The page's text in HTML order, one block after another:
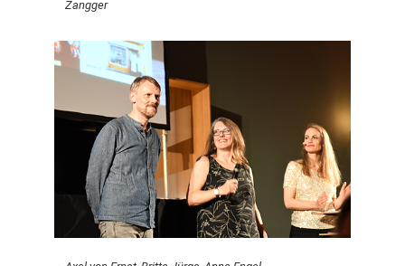
Zangger